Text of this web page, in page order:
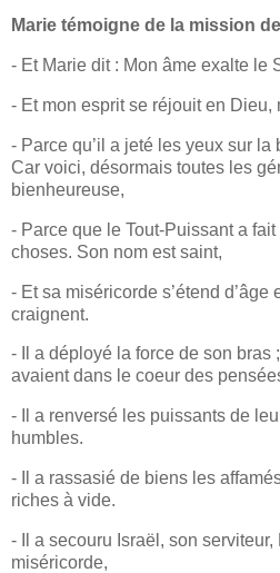
Marie témoigne de la mission
- Et Marie dit : Mon âme exalte le
- Et mon esprit se réjouit en Dieu,
- Parce qu’il a jeté les yeux sur la
Car voici, désormais toutes les
bienheureuse,
- Parce que le Tout-Puissant a
choses. Son nom est saint,
- Et sa miséricorde s’étend
craignent.
- Il a déployé la force de son bras
avaient dans le coeur des
- Il a renversé les puissants de
humbles.
- Il a rassasié de biens les
riches à vide.
- Il a secouru Israël, son serviteur,
miséricorde,